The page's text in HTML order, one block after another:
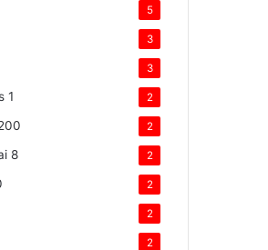
5
3
3
1 2
2
8 2
2
2
2